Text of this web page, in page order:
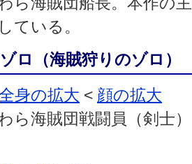
ている。
ロ（海賊狩りのゾロ）
身の拡大 < 顔の拡大
ら海賊団戦闘員（剣士